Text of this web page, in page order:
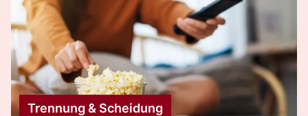
Trennung & Scheidung